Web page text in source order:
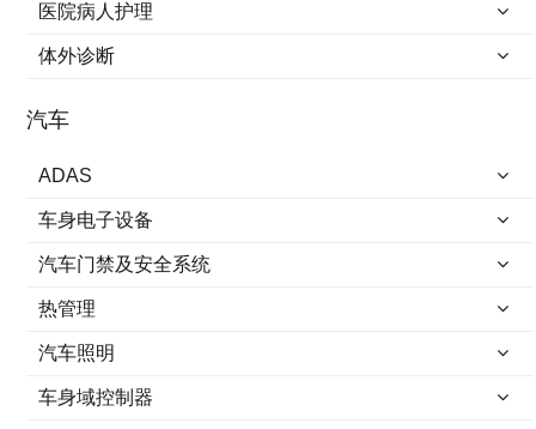
医院病人护理
体外诊断
汽车
ADAS
车身电子设备
汽车门禁及安全系统
热管理
汽车照明
车身域控制器